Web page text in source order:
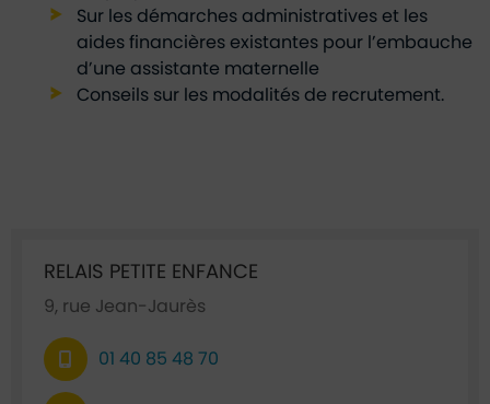
Sur les démarches administratives et les
aides financières existantes pour l’embauche
d’une assistante maternelle
Conseils sur les modalités de recrutement.
RELAIS PETITE ENFANCE
9, rue Jean-Jaurès
01 40 85 48 70